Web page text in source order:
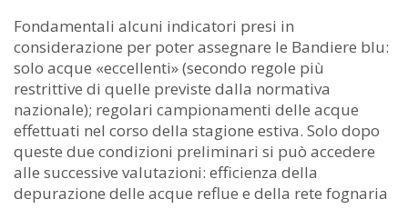
Fondamentali alcuni indicatori presi in
considerazione per poter assegnare le Bandiere blu:
solo acque «eccellenti» (secondo regole più
restrittive di quelle previste dalla normativa
nazionale); regolari campionamenti delle acque
effettuati nel corso della stagione estiva. Solo dopo
queste due condizioni preliminari si può accedere
alle successive valutazioni: efficienza della
depurazione delle acque reflue e della rete fognaria